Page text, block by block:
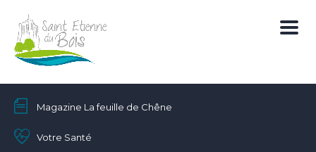
Magazine La feuille de Chêne
Votre Santé